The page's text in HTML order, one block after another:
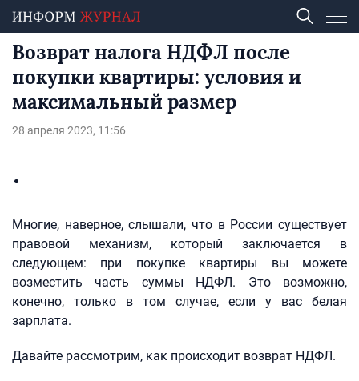
Возврат налога НДФЛ после
покупки квартиры: условия и
максимальный размер
28 апреля 2023, 11:56
Многие, наверное, слышали, что в России существует
правовой механизм, который заключается в
следующем: при покупке квартиры вы можете
возместить часть суммы НДФЛ. Это возможно,
конечно, только в том случае, если у вас белая
зарплата.
Давайте рассмотрим, как происходит возврат НДФЛ.